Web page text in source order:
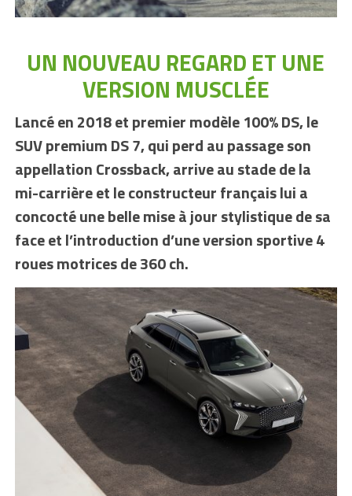
UN NOUVEAU REGARD ET UNE
VERSION MUSCLÉE
Lancé en 2018 et premier modèle 100% DS, le
SUV premium DS 7, qui perd au passage son
appellation Crossback, arrive au stade de la
mi-carrière et le constructeur français lui a
concocté une belle mise à jour stylistique de sa
face et l’introduction d’une version sportive 4
roues motrices de 360 ch.